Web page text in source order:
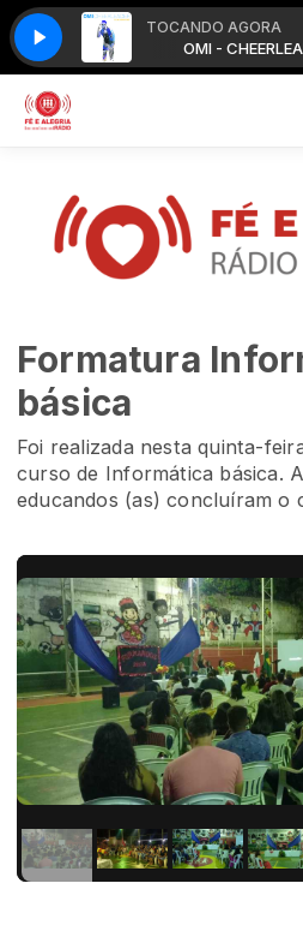
TOCANDO AGORA
OMI -
Formatura
básica
Foi realizada nesta quinta-
curso de Informática básica.
educandos (as) concluíram o